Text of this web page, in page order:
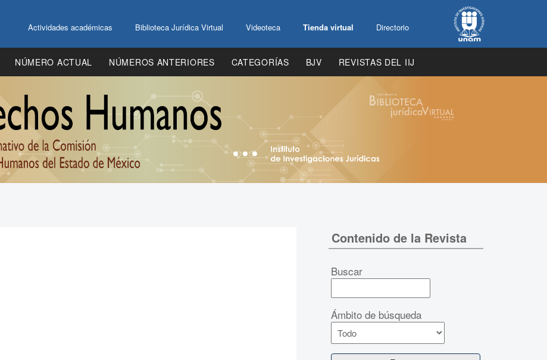
Actividades académicas Biblioteca Jurídica Virtual Videoteca Tienda virtual Directorio
NÚMERO ACTUAL NÚMEROS ANTERIORES CATEGORÍAS BJV REVISTAS DEL IIJ
Contenido de la Revista
Buscar
Ámbito de búsqueda